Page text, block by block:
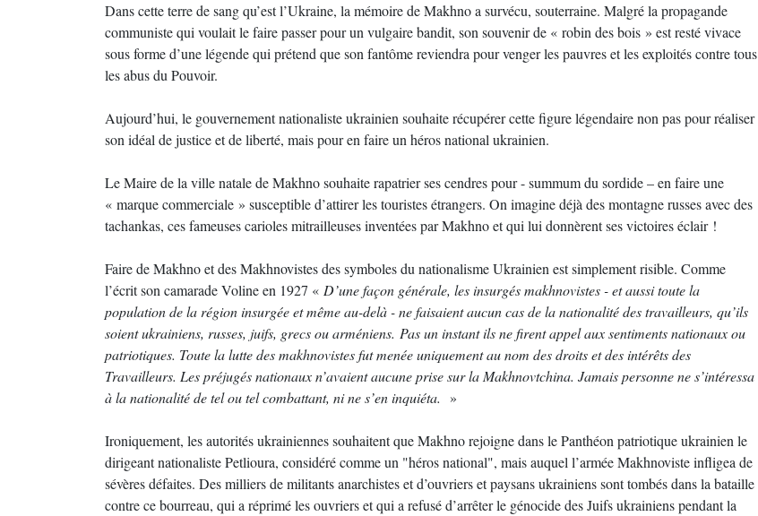
Dans cette terre de sang qu’est l’Ukraine, la mémoire de Makhno a survécu, souterraine. Malgré la propagande
communiste qui voulait le faire passer pour un vulgaire bandit, son souvenir de « robin des bois » est resté vivace
sous forme d’une légende qui prétend que son fantôme reviendra pour venger les pauvres et les exploités contre tous
les abus du Pouvoir.
Aujourd’hui, le gouvernement nationaliste ukrainien souhaite récupérer cette figure légendaire non pas pour réaliser
son idéal de justice et de liberté, mais pour en faire un héros national ukrainien.
Le Maire de la ville natale de Makhno souhaite rapatrier ses cendres pour - summum du sordide – en faire une
« marque commerciale » susceptible d’attirer les touristes étrangers. On imagine déjà des montagne russes avec des
tachankas, ces fameuses carioles mitrailleuses inventées par Makhno et qui lui donnèrent ses victoires éclair !
Faire de Makhno et des Makhnovistes des symboles du nationalisme Ukrainien est simplement risible. Comme
l’écrit son camarade Voline en 1927 « D’une façon générale, les insurgés makhnovistes - et aussi toute la
population de la région insurgée et même au-delà - ne faisaient aucun cas de la nationalité des travailleurs, qu’ils
soient ukrainiens, russes, juifs, grecs ou arméniens. Pas un instant ils ne firent appel aux sentiments nationaux ou
patriotiques. Toute la lutte des makhnovistes fut menée uniquement au nom des droits et des intérêts des
Travailleurs. Les préjugés nationaux n’avaient aucune prise sur la Makhnovtchina. Jamais personne ne s’intéressa
à la nationalité de tel ou tel combattant, ni ne s’en inquiéta. »
Ironiquement, les autorités ukrainiennes souhaitent que Makhno rejoigne dans le Panthéon patriotique ukrainien le
dirigeant nationaliste Petlioura, considéré comme un "héros national", mais auquel l’armée Makhnoviste infligea de
sévères défaites. Des milliers de militants anarchistes et d’ouvriers et paysans ukrainiens sont tombés dans la bataille
contre ce bourreau, qui a réprimé les ouvriers et qui a refusé d’arrêter le génocide des Juifs ukrainiens pendant la